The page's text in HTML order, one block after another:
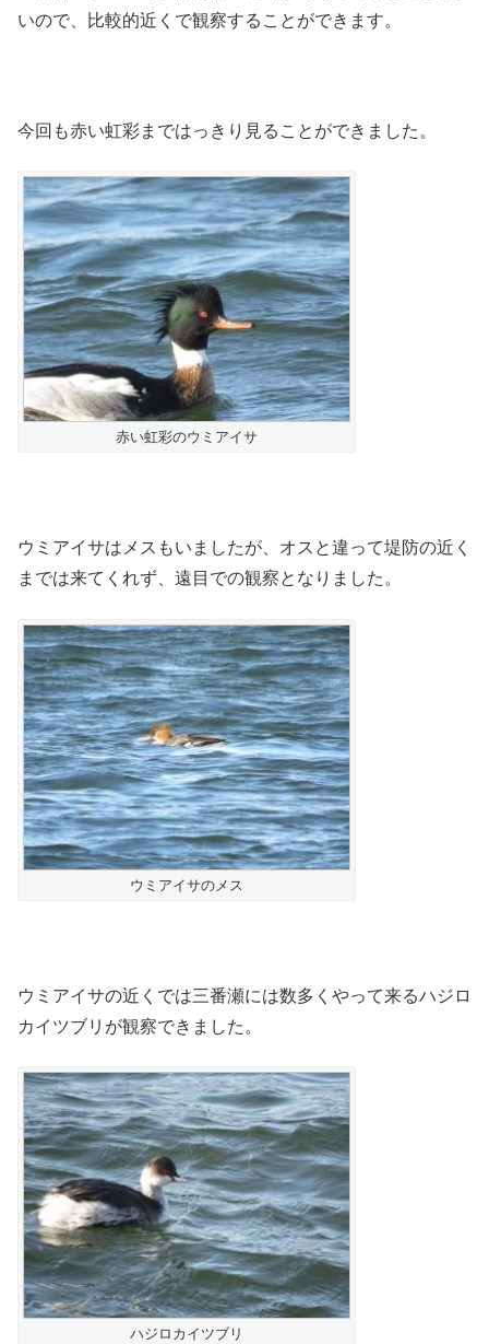
いので、比較的近くで観察することができます。
今回も赤い虹彩まではっきり見ることができました。
赤い虹彩のウミアイサ
ウミアイサはメスもいましたが、オスと違って堤防の近く
までは来てくれず、遠目での観察となりました。
ウミアイサのメス
ウミアイサの近くでは三番瀬には数多くやって来るハジロ
カイツブリが観察できました。
ハジロカイツブリ